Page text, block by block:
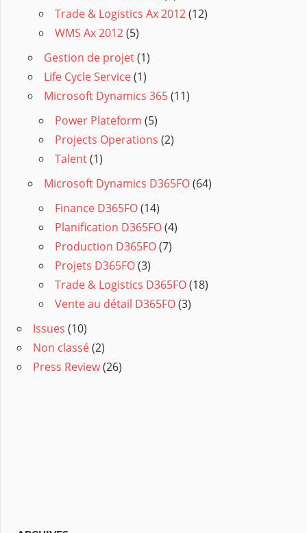
Trade & Logistics Ax 2012(12)
WMS Ax 2012(5)
Gestion de projet(1)
Life Cycle Service(1)
Microsoft Dynamics 365(11)
Power Plateform (5)
Projects Operations (2)
Talent(1)
Microsoft Dynamics D365FO(64)
Finance D365FO(14)
Planification D365FO(4)
Production D365FO(7)
Projets D365FO(3)
Trade & Logistics D365FO(18)
Vente au détail D365FO(3)
Issues (10)
Non classé(2)
Press Review(26)